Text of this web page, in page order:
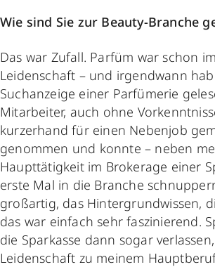
Wie sind Sie zur Beauty-Branche
Das war Zufall. Parfüm war schon
Leidenschaft – und irgendwann
Suchanzeige einer Parfümerie
Mitarbeiter, auch ohne
kurzerhand für einen Nebenjob
genommen und konnte – neben
Haupttätigkeit im Brokerage einer
erste Mal in die Branche
großartig, das Hintergrundwissen,
das war einfach sehr faszinierend.
die Sparkasse dann sogar
Leidenschaft zu meinem